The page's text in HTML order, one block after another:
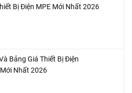
Bị Điện MPE Mới Nhất 2026
Bảng Giá Thiết Bị Điện
Nhất 2026